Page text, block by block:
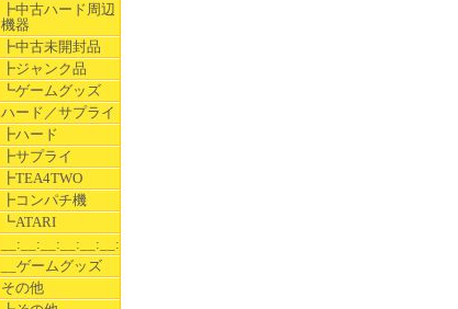
┣中古ハード周辺
機器
┣中古未開封品
┣ジャンク品
┗ゲームグッズ
ハード／サプライ
┣ハード
┣サプライ
┣TEA4TWO
┣コンパチ機
┗ATARI
__:__:__:__:__:__:__
__ゲームグッズ
その他